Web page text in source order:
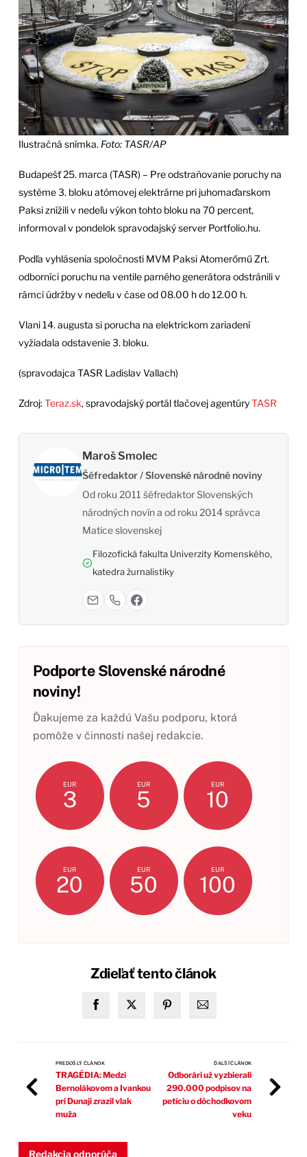
Ilustračná snímka. Foto: TASR/AP
Budapešť 25. marca (TASR) – Pre odstraňovanie poruchy na
systéme 3. bloku atómovej elektrárne pri juhomaďarskom
Paksi znížili v nedeľu výkon tohto bloku na 70 percent,
informoval v pondelok spravodajský server Portfolio.hu.
Podľa vyhlásenia spoločnosti MVM Paksi Atomerőmű Zrt.
odborníci poruchu na ventile parného generátora odstránili v
rámci údržby v nedeľu v čase od 08.00 h do 12.00 h.
Vlani 14. augusta si porucha na elektrickom zariadení
vyžiadala odstavenie 3. bloku.
(spravodajca TASR Ladislav Vallach)
Zdroj:Teraz.sk, spravodajský portál tlačovej agentúryTASR
Maroš Smolec
Šéfredaktor / Slovenské národné noviny
Od roku 2011 šéfredaktor Slovenských
národných novín a od roku 2014 správca
Matice slovenskej
Filozofická fakulta Univerzity Komenského,
katedra žurnalistiky
Podporte Slovenské národné
noviny!
Ďakujeme za každú Vašu podporu, ktorá
pomôže v činnosti našej redakcie.
EUR
3
EUR
5
EUR
10
EUR
20
EUR
50
EUR
100
Zdieľať tento článok
PREDOŠLÝ ČLÁNOK
TRAGÉDIA: Medzi
Bernolákovom a Ivankou
pri Dunaji zrazil vlak
muža
ĎALŠÍ ČLÁNOK
Odborári už vyzbierali
290.000 podpisov na
petíciu o dôchodkovom
veku
Redakcia odporúča